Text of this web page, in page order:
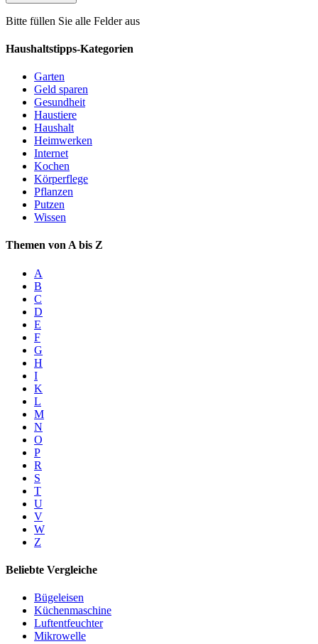
Bitte füllen Sie alle Felder aus
Haushaltstipps-Kategorien
Garten
Geld sparen
Gesundheit
Haustiere
Haushalt
Heimwerken
Internet
Kochen
Körperflege
Pflanzen
Putzen
Wissen
Themen von A bis Z
A
B
C
D
E
F
G
H
I
K
L
M
N
O
P
R
S
T
U
V
W
Z
Beliebte Vergleiche
Bügeleisen
Küchenmaschine
Luftentfeuchter
Mikrowelle